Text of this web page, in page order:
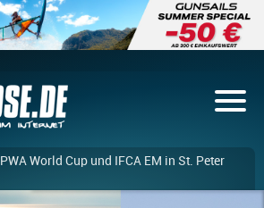
PWA World Cup und IFCA EM in St. Peter